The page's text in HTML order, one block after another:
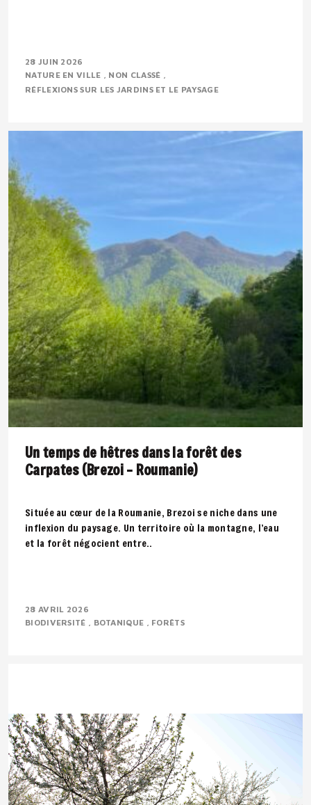
28 JUIN 2026
NATURE EN VILLE
NON CLASSÉ
RÉFLEXIONS SUR LES JARDINS ET LE PAYSAGE
Un temps de hêtres dans la forêt des
Carpates (Brezoi – Roumanie)
Située au cœur de la Roumanie, Brezoi se niche dans une
inflexion du paysage. Un territoire où la montagne, l’eau
et la forêt négocient entre..
28 AVRIL 2026
BIODIVERSITÉ
BOTANIQUE FORÊTS